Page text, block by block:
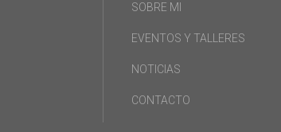
SOBRE MI
EVENTOS Y TALLERES
NOTICIAS
CONTACTO